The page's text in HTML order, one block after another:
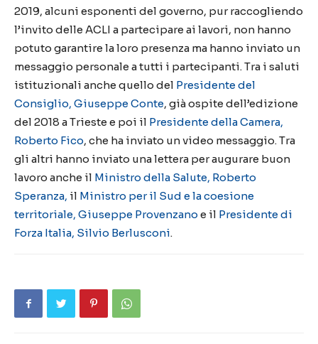
2019, alcuni esponenti del governo, pur raccogliendo
l’invito delle ACLI a partecipare ai lavori, non hanno
potuto garantire la loro presenza ma hanno inviato un
messaggio personale a tutti i partecipanti. Tra i saluti
istituzionali anche quello del Presidente del
Consiglio, Giuseppe Conte, già ospite dell’edizione
del 2018 a Trieste e poi il Presidente della Camera,
Roberto Fico, che ha inviato un video messaggio. Tra
gli altri hanno inviato una lettera per augurare buon
lavoro anche il Ministro della Salute, Roberto
Speranza, il Ministro per il Sud e la coesione
territoriale, Giuseppe Provenzano e il Presidente di
Forza Italia, Silvio Berlusconi.